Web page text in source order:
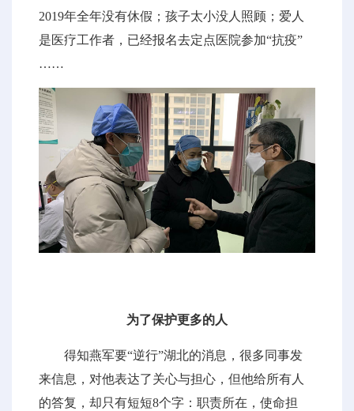
2019年全年没有休假；孩子太小没人照顾；爱人
是医疗工作者，已经报名去定点医院参加“抗疫”
……
为了保护更多的人
得知燕军要“逆行”湖北的消息，很多同事发
来信息，对他表达了关心与担心，但他给所有人
的答复，却只有短短8个字：职责所在，使命担